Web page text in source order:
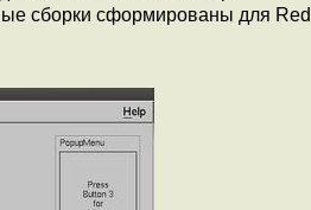
сборки сформированы для